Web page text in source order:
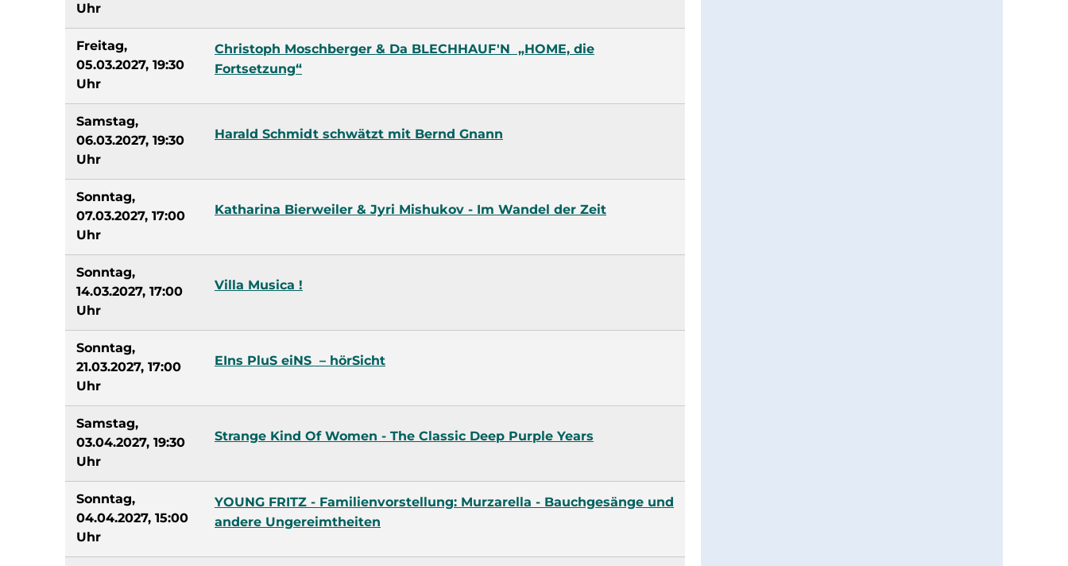
Uhr
Freitag,
05.03.2027, 19:30
Uhr
Christoph Moschberger & Da BLECHHAUF'N „HOME, die
Fortsetzung“
Samstag,
06.03.2027, 19:30
Uhr
Harald Schmidt schwätzt mit Bernd Gnann
Sonntag,
07.03.2027, 17:00
Uhr
Katharina Bierweiler & Jyri Mishukov - Im Wandel der Zeit
Sonntag,
14.03.2027, 17:00
Uhr
Villa Musica !
Sonntag,
21.03.2027, 17:00
Uhr
EIns PluS eiNS – hörSicht
Samstag,
03.04.2027, 19:30
Uhr
Strange Kind Of Women - The Classic Deep Purple Years
Sonntag,
04.04.2027, 15:00
Uhr
YOUNG FRITZ - Familienvorstellung: Murzarella - Bauchgesänge und
andere Ungereimtheiten